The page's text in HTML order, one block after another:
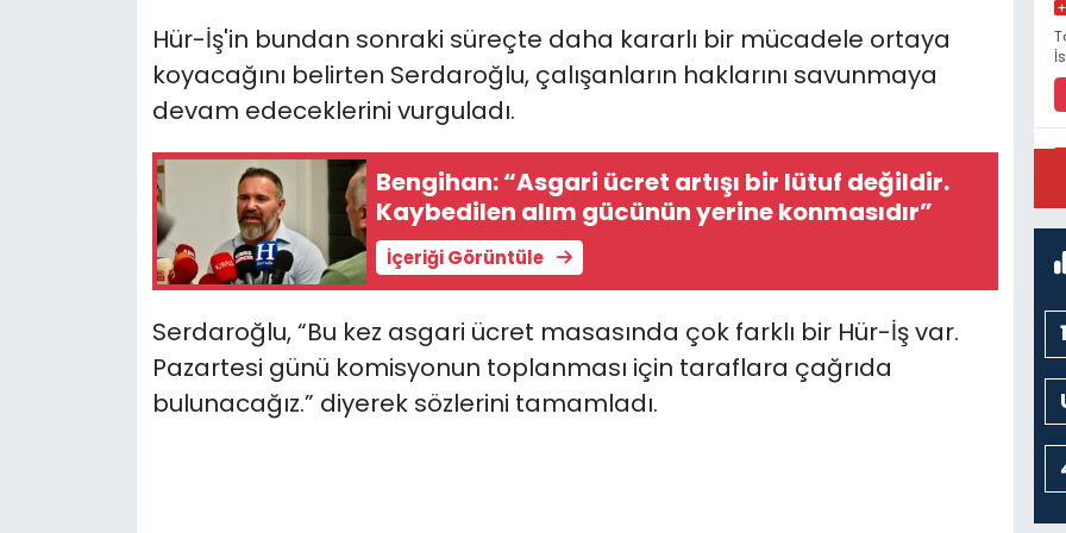
Hür-İş'in bundan sonraki süreçte daha kararlı bir mücadele ortaya
koyacağını belirten Serdaroğlu, çalışanların haklarını savunmaya
devam edeceklerini vurguladı.
Bengihan: “Asgari ücret artışı bir lütuf değildir.
Kaybedilen alım gücünün yerine konmasıdır”
İçeriği Görüntüle
Serdaroğlu, “Bu kez asgari ücret masasında çok farklı bir Hür-İş var.
Pazartesi günü komisyonun toplanması için taraflara çağrıda
bulunacağız.” diyerek sözlerini tamamladı.